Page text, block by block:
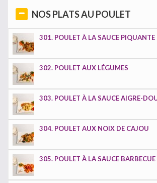
NOS PLATS AU POULET
301. POULET À LA SAUCE PIQUANTE
302. POULET AUX LÉGUMES
304. POULET AUX NOIX DE CAJOU
305. POULET À LA SAUCE BARBECUE